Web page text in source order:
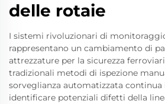
delle rotaie
I sistemi rivoluzionari di
rappresentano un cambiamento di
attrezzature per la sicurezza
tradizionali metodi di ispezione
sorveglianza automatizzata continua
identificare potenziali difetti della